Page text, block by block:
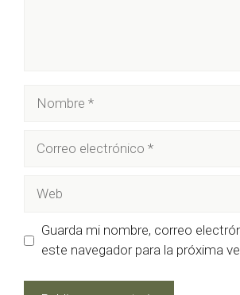
Guarda mi nombre, correo
este navegador para la próxima